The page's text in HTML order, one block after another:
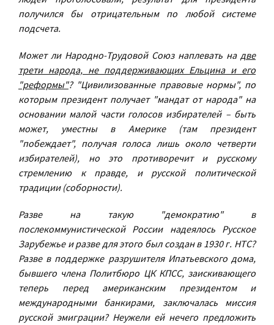
получился бы отрицательным по любой системе
подсчета.
Может ли Народно-Трудовой Союз наплевать на две
трети народа, не поддерживающих Ельцина и его
"реформы"? "Цивилизованные правовые нормы", по
которым президент получает "мандат от народа" на
основании малой части голосов избирателей – быть
может, уместны в Америке (там президент
"побеждает", получая голоса лишь около четверти
избирателей), но это противоречит и русскому
стремлению к правде, и русской политической
традиции (соборности).
Разве на такую "демократию" в
послекоммунистической России надеялось Русское
Зарубежье и разве для этого был создан в 1930 г. НТС?
Разве в поддержке разрушителя Ипатьевского дома,
бывшего члена Политбюро ЦК КПСС, заискивающего
теперь перед американским президентом и
международными банкирами, заключалась миссия
русской эмиграции? Неужели ей нечего предложить